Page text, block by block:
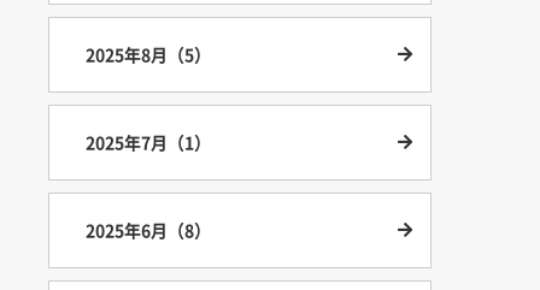
2025年8月（5）
2025年7月（1）
2025年6月（8）